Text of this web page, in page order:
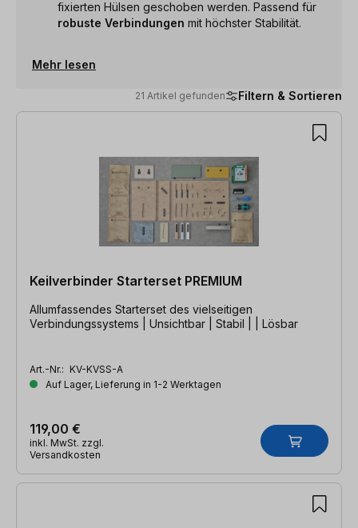
fixierten Hülsen geschoben werden. Passend für
robuste Verbindungen mit höchster Stabilität.
Mehr lesen
21 Artikel gefunden Filtern & Sortieren
21 Artikel gefunden
Keilverbinder Starterset PREMIUM
Allumfassendes Starterset des vielseitigen
Verbindungssystems | Unsichtbar | Stabil | | Lösbar
Art.-Nr.: KV-KVSS-A
Auf Lager, Lieferung in 1-2 Werktagen
119,00 €
inkl. MwSt. zzgl.
Versandkosten